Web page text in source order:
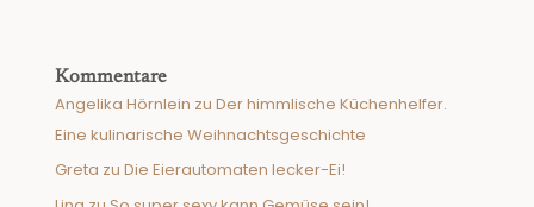
Kommentare
Angelika Hörnlein zu Der himmlische Küchenhelfer.
Eine kulinarische Weihnachtsgeschichte
Greta zu Die Eierautomaten lecker-Ei!